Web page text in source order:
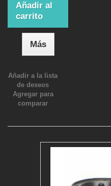
Añadir al
carrito
Más
Añadir a la lista
de deseos
Agregar para
comparar